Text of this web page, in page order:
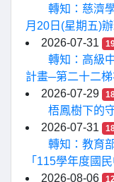
轉知：慈濟
月20日(星期五)
2026-07-31
轉知：高級
計畫─第二十二梯
2026-07-29
梧鳳樹下的
2026-07-31
轉知：教育
「115學年度國
2026-08-06